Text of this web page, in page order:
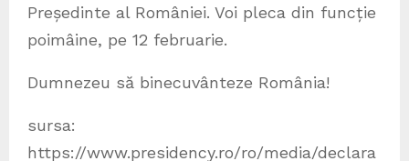
Președinte al României. Voi pleca din funcție
poimâine, pe 12 februarie.
Dumnezeu să binecuvânteze România!
sursa:
https://www.presidency.ro/ro/media/declara